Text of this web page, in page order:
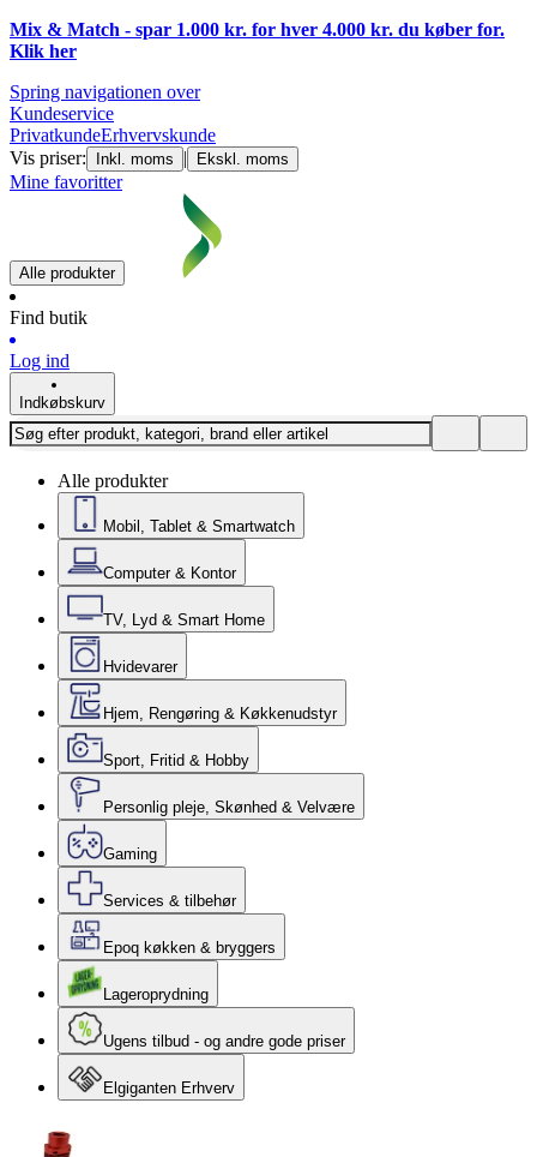
Mix & Match - spar 1.000 kr. for hver 4.000 kr. du køber for.
Klik her
Spring navigationen over
Kundeservice
PrivatkundeErhvervskunde
Vis priser:
Inkl. moms | Ekskl. moms
Mine favoritter
Alle produkter
Find butik
Log ind
Indkøbskurv
Alle produkter
Mobil, Tablet & Smartwatch
Computer & Kontor
TV, Lyd & Smart Home
Hvidevarer
Hjem, Rengøring & Køkkenudstyr
Sport, Fritid & Hobby
Personlig pleje, Skønhed & Velvære
Gaming
Services & tilbehør
Epoq køkken & bryggers
Lageroprydning
Ugens tilbud - og andre gode priser
Elgiganten Erhverv